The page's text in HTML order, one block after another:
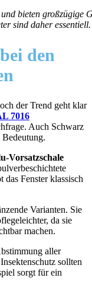
bieten großzügige
sind daher essentiell.
den
der Trend geht klar
7016
Auch Schwarz
Vorsatzschale
Fenster klassisch
Varianten. Sie
da sie
machen.
aller
sollten
sorgt für ein